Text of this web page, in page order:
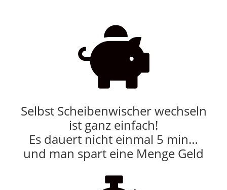

Selbst Scheibenwischer wechseln
ist ganz einfach!
Es dauert nicht einmal 5 min…
und man spart eine Menge Geld